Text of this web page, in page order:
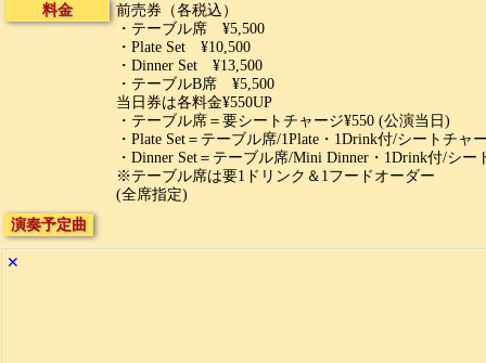
料金
前売券（各税込）
・テーブル席 ¥5,500
・Plate Set ¥10,500
・Dinner Set ¥13,500
・テーブルB席 ¥5,500
当日券は各料金¥550UP
・テーブル席＝要シートチャージ¥550 (公演当日)
・Plate Set＝テーブル席/1Plate・1Drink付/シートチャ
・Dinner Set＝テーブル席/Mini Dinner・1Drink付/シー
※テーブル席は要1ドリンク＆1フードオーダー
(全席指定)
演奏予定曲
✕